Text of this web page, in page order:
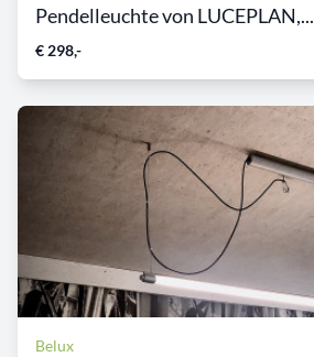
Pendelleuchte von LUCEPLAN,...
€ 298,-
Belux